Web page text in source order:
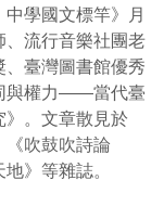
學國文標竿》月
、流行音樂社團老
、臺灣圖書館優秀
與權力——當代臺
》。文章散見於
《吹鼓吹詩論
》等雜誌。